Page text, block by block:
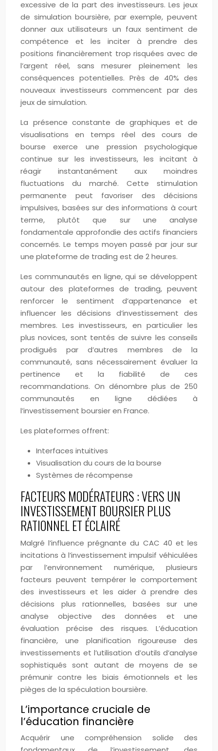
excessive de la part des investisseurs. Les jeux
de simulation boursière, par exemple, peuvent
donner aux utilisateurs un faux sentiment de
compétence et les inciter à prendre des
positions financièrement trop risquées avec de
l’argent réel, sans mesurer pleinement les
conséquences potentielles. Près de 40% des
nouveaux investisseurs commencent par des
jeux de simulation.
La présence constante de graphiques et de
visualisations en temps réel des cours de
bourse exerce une pression psychologique
continue sur les investisseurs, les incitant à
réagir instantanément aux moindres
fluctuations du marché. Cette stimulation
permanente peut favoriser des décisions
impulsives, basées sur des informations à court
terme, plutôt que sur une analyse
fondamentale approfondie des actifs financiers
concernés. Le temps moyen passé par jour sur
une plateforme de trading est de 2 heures.
Les communautés en ligne, qui se développent
autour des plateformes de trading, peuvent
renforcer le sentiment d’appartenance et
influencer les décisions d’investissement des
membres. Les investisseurs, en particulier les
plus novices, sont tentés de suivre les conseils
prodigués par d’autres membres de la
communauté, sans nécessairement évaluer la
pertinence et la fiabilité de ces
recommandations. On dénombre plus de 250
communautés en ligne dédiées à
l’investissement boursier en France.
Les plateformes offrent:
Interfaces intuitives
Visualisation du cours de la bourse
Systèmes de récompense
FACTEURS MODÉRATEURS : VERS UN
INVESTISSEMENT BOURSIER PLUS
RATIONNEL ET ÉCLAIRÉ
Malgré l’influence prégnante du CAC 40 et les
incitations à l’investissement impulsif véhiculées
par l’environnement numérique, plusieurs
facteurs peuvent tempérer le comportement
des investisseurs et les aider à prendre des
décisions plus rationnelles, basées sur une
analyse objective des données et une
évaluation précise des risques. L’éducation
financière, une planification rigoureuse des
investissements et l’utilisation d’outils d’analyse
sophistiqués sont autant de moyens de se
prémunir contre les biais émotionnels et les
pièges de la spéculation boursière.
L’importance cruciale de
l’éducation financière
Acquérir une compréhension solide des